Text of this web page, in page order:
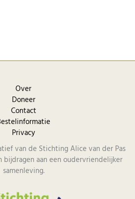
Over
Doneer
Contact
Privacy
van de Stichting Alice van der Pas
aan een oudervriendelijker
samenleving.